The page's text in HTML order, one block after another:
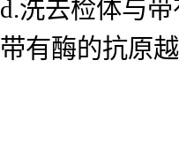
d.洗去检体与
带有酶的抗原